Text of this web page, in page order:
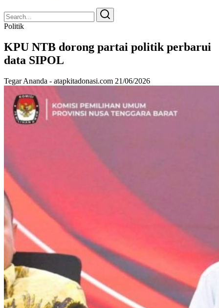
Search
for:
Search
Politik
KPU NTB dorong partai politik perbarui
data SIPOL
Tegar Ananda - atapkitadonasi.com 21/06/2026